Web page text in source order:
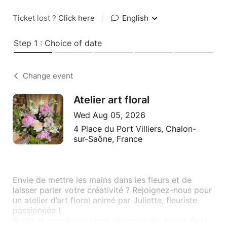
Ticket lost ? Click here English
Step 1 : Choice of date
Change event
Atelier art floral
Wed Aug 05, 2026
4 Place du Port Villiers, Chalon-
sur-Saône, France
Envie de mettre les mains dans les fleurs et de
laisser parler votre créativité ? Rejoignez-nous pour
un atelier d’art floral animé par Juliette, fleuriste
passionnée !